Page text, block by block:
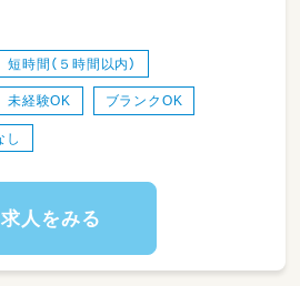
らずご家族へのケアもサービスの
ンスを重視した運営をしていま
短時間（５時間以内）
未経験OK ブランクOK
し
求人をみる